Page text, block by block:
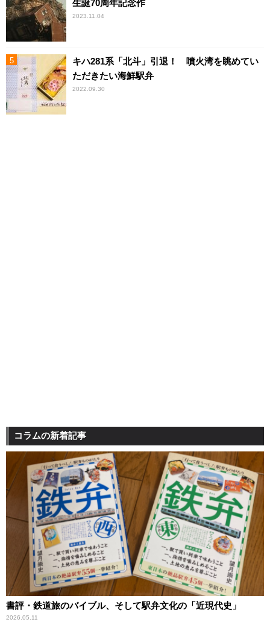
生誕70周年記念作
2023.11.04
キハ281系「北斗」引退！ 噴火湾を眺めてい
ただきたい海鮮駅弁
2022.09.30
コラムの新着記事
書評・鉄道旅のバイブル、そして駅弁文化の「近現代史」
2026.05.11